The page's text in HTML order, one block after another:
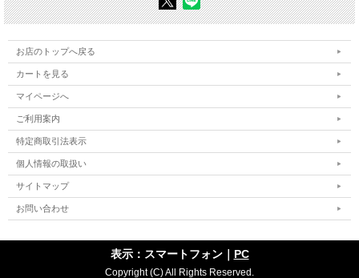
第五章 女性嫌悪に抗するイエスとグノーシス派
――グノーシス派文書『この世の起源について』と『魂の解明』にかかわらせて
第六章 イエスの生命主義とグノーシス派
補章 脱・預言者、反・ヤハウェ主義者としてのイエス
グノーシス派とニーチェ――イエスの死の理解をめぐって
-----
2
第一章 ニーチェのイエス論
第二章 フロイト『モーセと一神教』を読む
第五章 西田幾多郎と終末論
お店のトップへ戻る
カートを見る
マイページへ
ご利用案内
特定商取引法表示
個人情報の取扱い
サイトマップ
お問い合わせ
表示：スマートフォン｜ PC
Copyright (C) All Rights Reserved.